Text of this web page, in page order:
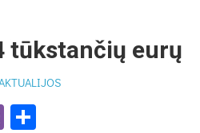
tūkstančių eurų
Viber